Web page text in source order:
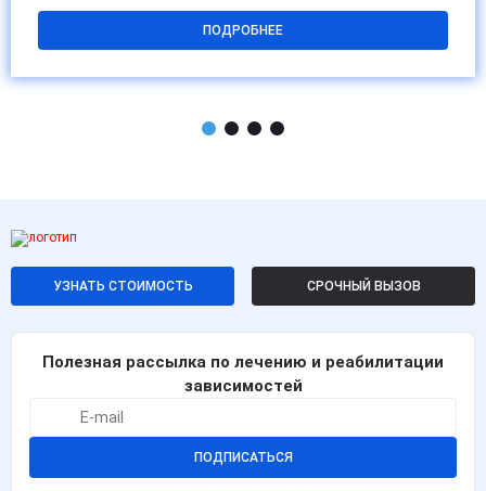
ПОДРОБНЕЕ
УЗНАТЬ СТОИМОСТЬ СРОЧНЫЙ ВЫЗОВ
Полезная рассылка по лечению и реабилитации
зависимостей
ПОДПИСАТЬСЯ